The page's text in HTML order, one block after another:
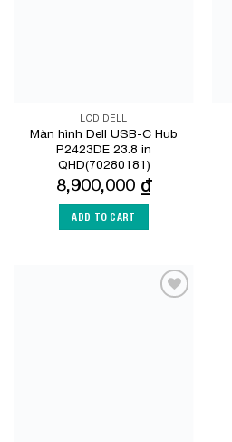
LCD DELL
Màn hình Dell USB-C Hub
P2423DE 23.8 in
QHD(70280181)
8,900,000 ₫
ADD TO CART